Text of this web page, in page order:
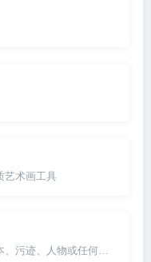
艺术画工具
、污迹、人物或任何不想要的